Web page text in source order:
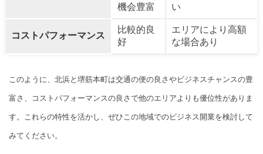
機会豊富
い
コストパフォーマンス
比較的良
好
エリアにより高額
な場合あり
このように、北浜と堺筋本町は交通の便の良さやビジネスチャンスの豊
富さ、コストパフォーマンスの良さで他のエリアよりも優位性がありま
す。これらの特性を活かし、ぜひこの地域でのビジネス開業を検討して
みてください。